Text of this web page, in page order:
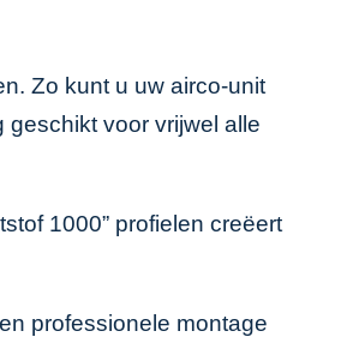
Zo kunt u uw airco-unit
voor vrijwel alle
1000” profielen creëert
professionele montage